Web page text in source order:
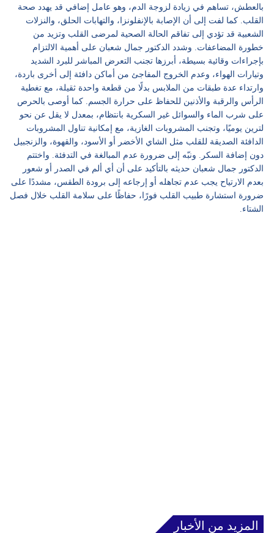
سيارات
بالعطش، تساهم في زيادة لزوجة الدم، وهو عامل إضافي قد يهدد صحة
القلب. كما لفت إلى أن الإصابة بالإنفلونزا، والتهابات الحلق، والنزلات
الشعبية قد تؤدي إلى تفاقم الحالة الصحية لمرضى القلب وتزيد من
خطورة المضاعفات. وشدد الدكتور جمال شعبان على أهمية الالتزام
بإجراءات وقائية بسيطة، أبرزها تجنب التعرض المباشر للبرد الشديد
وتيارات الهواء، وعدم الخروج المفاجئ من أماكن دافئة إلى أخرى باردة،
وارتداء عدة طبقات من الملابس بدلًا من قطعة واحدة ثقيلة، مع تغطية
الرأس والرقبة والأذنين للحفاظ على حرارة الجسم. كما أوصى بالحرص
على شرب الماء والسوائل غير السكرية بانتظام، بمعدل لا يقل عن نحو
لترين يوميًا، وتجنب المشروبات الغازية، مع إمكانية تناول المشروبات
الدافئة الصديقة للقلب مثل الشاي الأخضر أو الأسود، والقهوة، والزنجبيل
دون إضافة السكر. ونبّه إلى ضرورة عدم المبالغة في التدفئة. واختتم
الدكتور جمال شعبان حديثه بالتأكيد على أن أي ألم في الصدر أو شعور
بعدم الارتياح يجب عدم تجاهله أو إرجاعه إلى برودة الطقس، مشددًا على
ضرورة استشارة طبيب القلب فورًا، حفاظًا على سلامة القلب خلال فصل
الشتاء.
المزيد من الأخبار